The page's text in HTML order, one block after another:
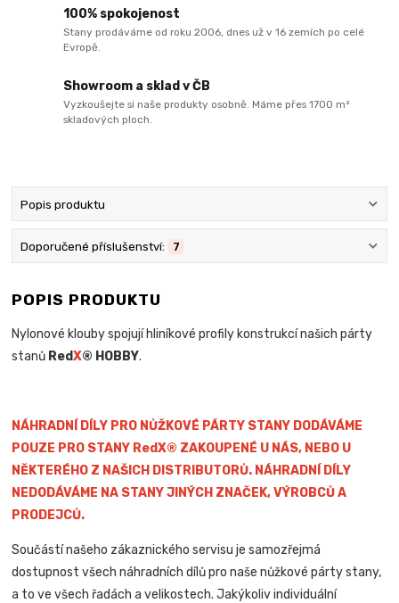
100% spokojenost
Stany prodáváme od roku 2006, dnes už v 16 zemích po celé
Evropě.
Showroom a sklad v ČB
Vyzkoušejte si naše produkty osobně. Máme přes 1700 m²
skladových ploch.
Popis produktu
Doporučené příslušenství: 7
POPIS PRODUKTU
Nylonové klouby spojují hliníkové profily konstrukcí našich párty
stanů RedX® HOBBY.
NÁHRADNÍ DÍLY PRO NŮŽKOVÉ PÁRTY STANY DODÁVÁME
POUZE PRO STANY RedX® ZAKOUPENÉ U NÁS, NEBO U
NĚKTERÉHO Z NAŠICH DISTRIBUTORŮ. NÁHRADNÍ DÍLY
NEDODÁVÁME NA STANY JINÝCH ZNAČEK, VÝROBCŮ A
PRODEJCŮ.
Součástí našeho zákaznického servisu je samozřejmá
dostupnost všech náhradních dílů pro naše nůžkové párty stany,
a to ve všech řadách a velikostech. Jakýkoliv individuální